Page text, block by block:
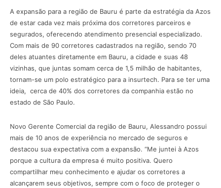
A expansão para a região de Bauru é parte da estratégia da Azos
de estar cada vez mais próxima dos corretores parceiros e
segurados, oferecendo atendimento presencial especializado.
Com mais de 90 corretores cadastrados na região, sendo 70
deles atuantes diretamente em Bauru, a cidade e suas 48
vizinhas, que juntas somam cerca de 1,5 milhão de habitantes,
tornam-se um polo estratégico para a insurtech. Para se ter uma
ideia, cerca de 40% dos corretores da companhia estão no
estado de São Paulo.
Novo Gerente Comercial da região de Bauru, Alessandro possui
mais de 10 anos de experiência no mercado de seguros e
destacou sua expectativa com a expansão. “Me juntei à Azos
porque a cultura da empresa é muito positiva. Quero
compartilhar meu conhecimento e ajudar os corretores a
alcançarem seus objetivos, sempre com o foco de proteger o